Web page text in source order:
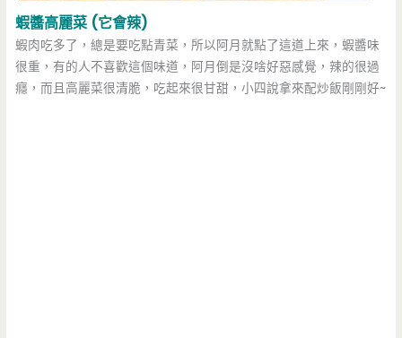
蝦醬高麗菜 (它會辣)
蝦肉吃多了，總是要吃點青菜，所以阿月就點了這道上來，蝦醬味
很重，有的人不喜歡這個味道，阿月倒是沒啥好惡感覺，辣的很過
癮，而且高麗菜很清脆，吃起來很甘甜，小四說拿來配炒飯剛剛好~